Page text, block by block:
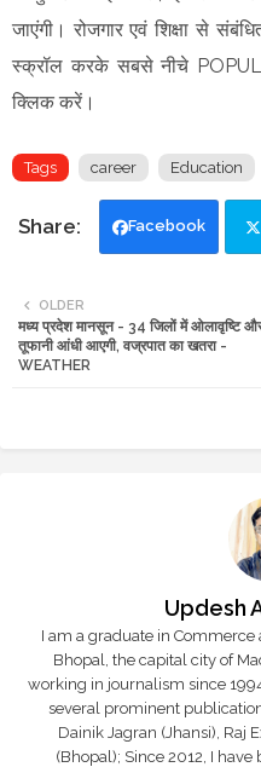
जाएंगी। रोजगार एवं शिक्षा से
स्क्रॉल करके सबसे नीचे
क्लिक करें।
Tags career Education
Facebook
OLDER
मध्य प्रदेश मानसून - 34 जिलों में ओलावृष्टि
तूफानी आंधी आएगी, वज्रपात का खतरा -
WEATHER
Updesh
I am a graduate in Commerce
Bhopal, the capital city of
working in journalism since
several prominent
Dainik Jagran (Jhansi), Raj
(Bhopal); Since 2012, I